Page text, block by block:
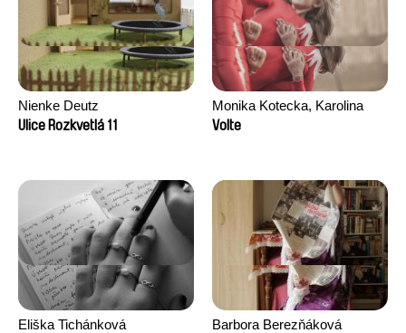
Nienke Deutz
Ulice Rozkvetlá 11
Monika Kotecka, Karolina
Poryzała
Volte
Eliška Tichánková
Barbora Berezňáková